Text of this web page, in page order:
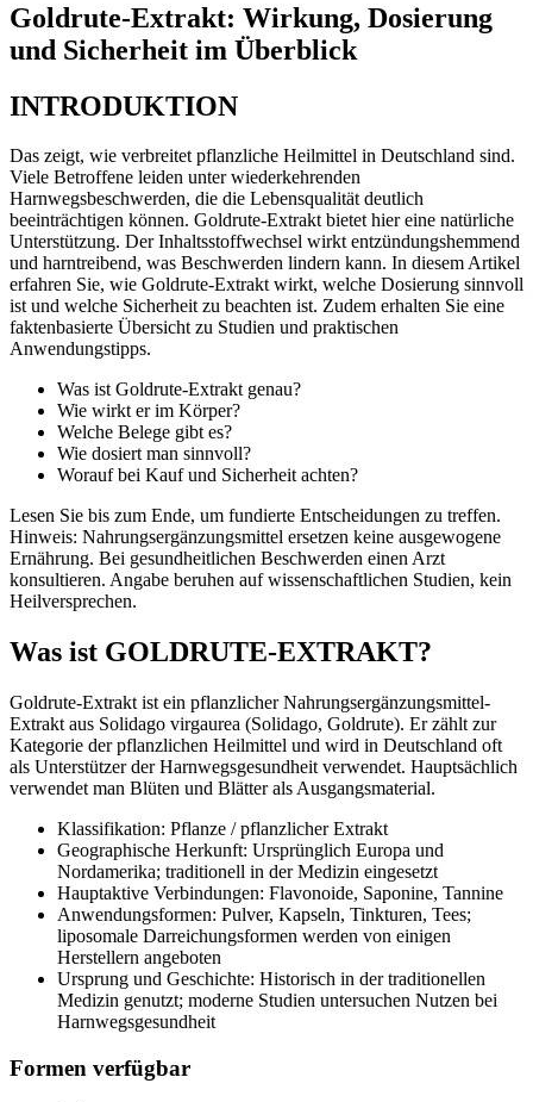
Goldrute-Extrakt: Wirkung, Dosierung
und Sicherheit im Überblick
INTRODUKTION
Das zeigt, wie verbreitet pflanzliche Heilmittel in Deutschland sind.
Viele Betroffene leiden unter wiederkehrenden
Harnwegsbeschwerden, die die Lebensqualität deutlich
beeinträchtigen können. Goldrute-Extrakt bietet hier eine natürliche
Unterstützung. Der Inhaltsstoffwechsel wirkt entzündungshemmend
und harntreibend, was Beschwerden lindern kann. In diesem Artikel
erfahren Sie, wie Goldrute-Extrakt wirkt, welche Dosierung sinnvoll
ist und welche Sicherheit zu beachten ist. Zudem erhalten Sie eine
faktenbasierte Übersicht zu Studien und praktischen
Anwendungstipps.
Was ist Goldrute-Extrakt genau?
Wie wirkt er im Körper?
Welche Belege gibt es?
Wie dosiert man sinnvoll?
Worauf bei Kauf und Sicherheit achten?
Lesen Sie bis zum Ende, um fundierte Entscheidungen zu treffen.
Hinweis: Nahrungsergänzungsmittel ersetzen keine ausgewogene
Ernährung. Bei gesundheitlichen Beschwerden einen Arzt
konsultieren. Angabe beruhen auf wissenschaftlichen Studien, kein
Heilversprechen.
Was ist GOLDRUTE-EXTRAKT?
Goldrute-Extrakt ist ein pflanzlicher Nahrungsergänzungsmittel-
Extrakt aus Solidago virgaurea (Solidago, Goldrute). Er zählt zur
Kategorie der pflanzlichen Heilmittel und wird in Deutschland oft
als Unterstützer der Harnwegsgesundheit verwendet. Hauptsächlich
verwendet man Blüten und Blätter als Ausgangsmaterial.
Klassifikation: Pflanze / pflanzlicher Extrakt
Geographische Herkunft: Ursprünglich Europa und
Nordamerika; traditionell in der Medizin eingesetzt
Hauptaktive Verbindungen: Flavonoide, Saponine, Tannine
Anwendungsformen: Pulver, Kapseln, Tinkturen, Tees;
liposomale Darreichungsformen werden von einigen
Herstellern angeboten
Ursprung und Geschichte: Historisch in der traditionellen
Medizin genutzt; moderne Studien untersuchen Nutzen bei
Harnwegsgesundheit
Formen verfügbar